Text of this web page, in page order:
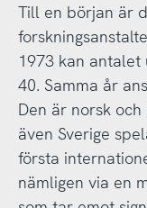
Till en början är
1973 kan
40. Samma år
Den är norsk
även Sverige
första
nämligen via en